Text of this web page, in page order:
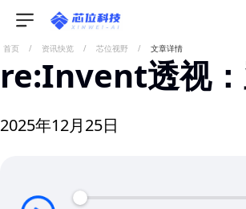
首页 / 资讯快览 / 芯位视野 / 文章详情
re:Invent透视
2025年12月25日